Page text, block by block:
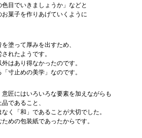
色目でいきましょうか」などと
菓子を作りあげていくように
塗って厚みを出すため、
れたようです。
はあり得なかったのです。
寸止めの美学」なのです。
匠にはいろいろな要素を加えながらも
であること、
く「和」であることが大切でした。
めの包装紙であったからです。